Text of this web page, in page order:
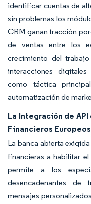
identificar cuentas de
sin problemas los
CRM ganan tracción
de ventas entre los
crecimiento del
interacciones
como táctica
automatización de
La Integración de
Financieros
La banca abierta
financieras a habilitar
permite a los
desencadenantes de
mensajes